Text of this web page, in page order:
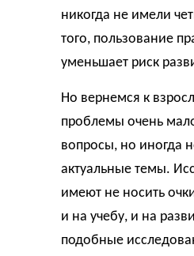
никогда не имели
того, пользование
уменьшает риск
Но вернемся к
проблемы очень
вопросы, но иногда
актуальные темы.
имеют не носить
и на учебу, и на
подобные